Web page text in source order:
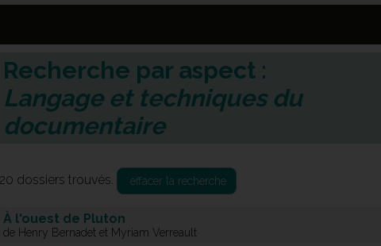
Recherche par aspect :
Langage et techniques du
documentaire
20 dossiers trouvés. effacer la recherche
À l'ouest de Pluton
de Henry Bernadet et Myriam Verreault